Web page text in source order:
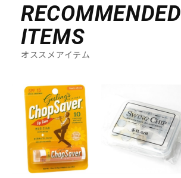
RECOMMENDED
ITEMS
オススメアイテム